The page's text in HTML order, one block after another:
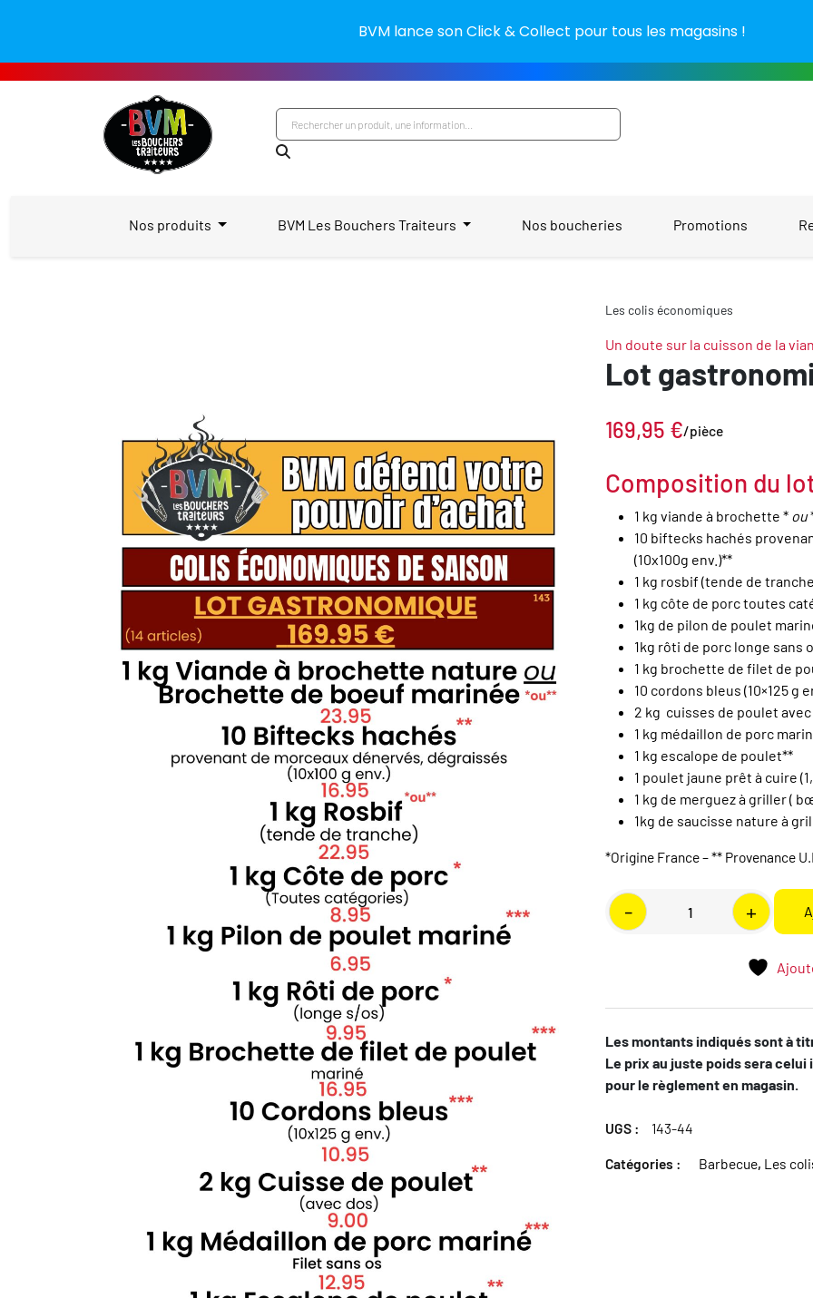
Nos produits BVM Les Bouchers Traiteurs Nos boucheries Promotions
Les colis économiques
Lot
169,95 €/pièce
Composition du
1 kg viande à brochette * ou
10 biftecks hachés
(10x100g env.)**
1 kg rosbif (tende de
1 kg côte de porc toutes
1kg de pilon de poulet
1kg rôti de porc longe sans
1 kg brochette de filet de
10 cordons bleus (10×125 g
2 kg cuisses de poulet
1 kg médaillon de porc
1 kg escalope de poulet**
1 poulet jaune prêt à cuire
1 kg de merguez à griller (
1kg de saucisse nature à
*Origine France – ** Provenance
Un doute sur la cuisson de la
-
quantité
de
+
Les montants indiqués sont à
Le prix au juste poids sera
pour le règlement en magasin.
UGS : 143-44
Catégories : Barbecue, Les
BVM lance son Click & Collect pour tous les magasins !